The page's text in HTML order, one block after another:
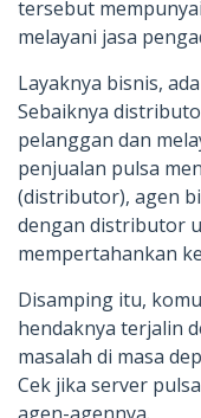
tersebut
melayani jasa
Layaknya bisnis,
Sebaiknya
pelanggan dan
penjualan pulsa
(distributor), agen
dengan distributor
mempertahankan
Disamping itu,
hendaknya terjalin
masalah di masa
Cek jika server
agen-agennya.